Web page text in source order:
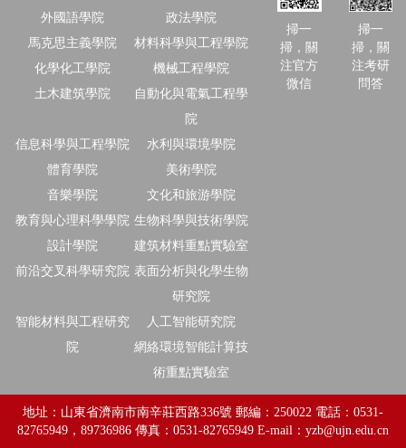
外國語學院
政法學院
馬克思主義學院
材料科學與工程學院
化學化工學院
機械工程學院
土木建筑學院
自動化與電氣工程學
院
信息科學與工程學院
水利與環境學院
體育學院
美術學院
音樂學院
文化和旅游學院
教育與心理科學學院 生物科學與技術學院
設計學院
建筑材料重點實驗室
前沿交叉科學研究院 表面分析與化學生物
研究院
智能材料與工程研究
院
人工智能研究院
網絡環境智能計算技
術重點實驗室
掃一
掃，關
注官方
微信
掃一
掃，關
注考研
問答
地址：山東省濟南市南辛莊西路336號 郵編：250022 電話：0531-
82765949，89736986 傳真：0531-82765949 E-mail：yzb@ujn.edu.cn